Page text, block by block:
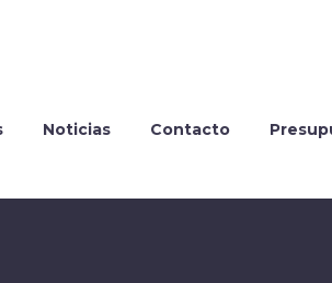
Noticias Contacto